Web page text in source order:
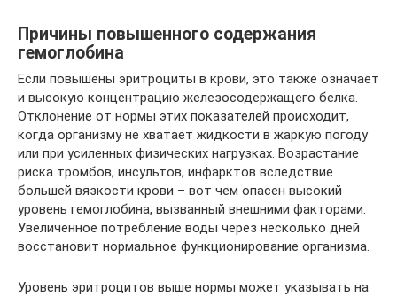
Причины повышенного содержания
гемоглобина
Если повышены эритроциты в крови, это также означает
и высокую концентрацию железосодержащего белка.
Отклонение от нормы этих показателей происходит,
когда организму не хватает жидкости в жаркую погоду
или при усиленных физических нагрузках. Возрастание
риска тромбов, инсультов, инфарктов вследствие
большей вязкости крови – вот чем опасен высокий
уровень гемоглобина, вызванный внешними факторами.
Увеличенное потребление воды через несколько дней
восстановит нормальное функционирование организма.
Уровень эритроцитов выше нормы может указывать на